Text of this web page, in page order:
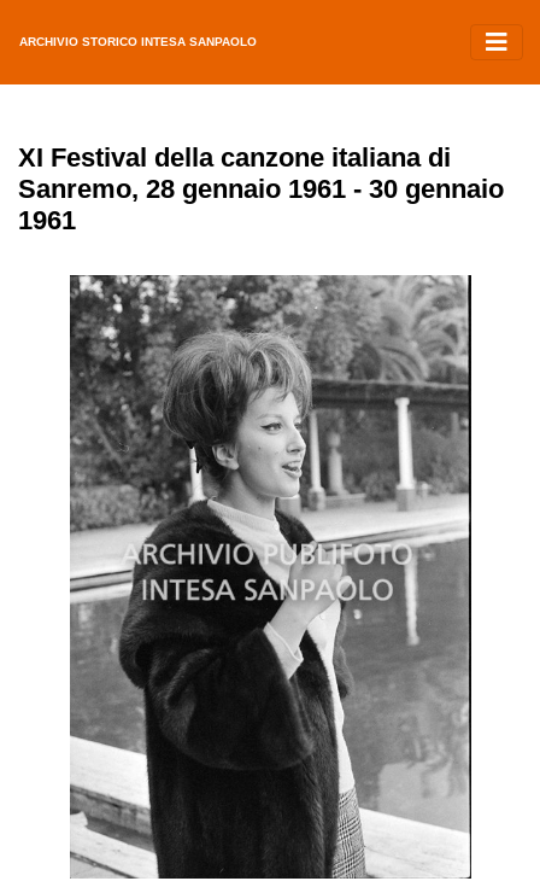
ARCHIVIO STORICO INTESA SANPAOLO
XI Festival della canzone italiana di
Sanremo, 28 gennaio 1961 - 30 gennaio
1961